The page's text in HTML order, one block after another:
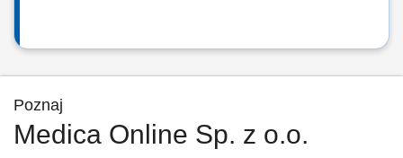
Poznaj
Medica Online Sp. z o.o.